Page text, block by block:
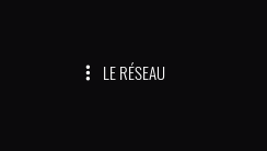
LE RÉSEAU